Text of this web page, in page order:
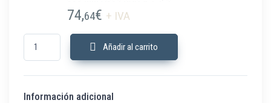
74,64€ + IVA
RG-2-1.25S304-500 Vela roc panel sandwich 500 mm A304 RAN a 1 1/
Añadir al carrito
Información adicional